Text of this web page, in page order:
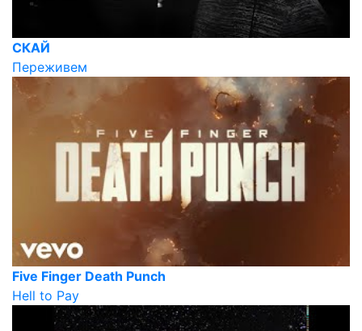
СКАЙ
Переживем
Five Finger Death Punch
Hell to Pay